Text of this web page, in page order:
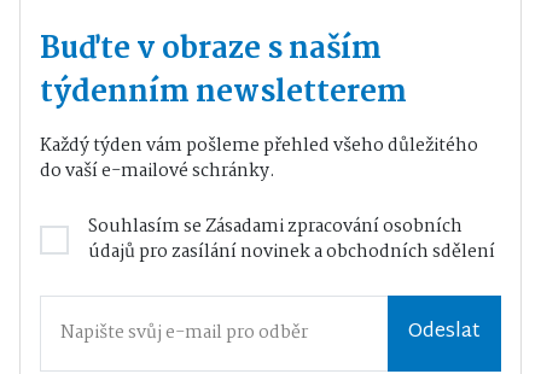
Buďte v obraze s naším
týdenním newsletterem
Každý týden vám pošleme přehled všeho důležitého
do vaší e-mailové schránky.
Souhlasím seZásadami zpracování osobních
údajůpro zasílání novinek a obchodních sdělení
Odeslat